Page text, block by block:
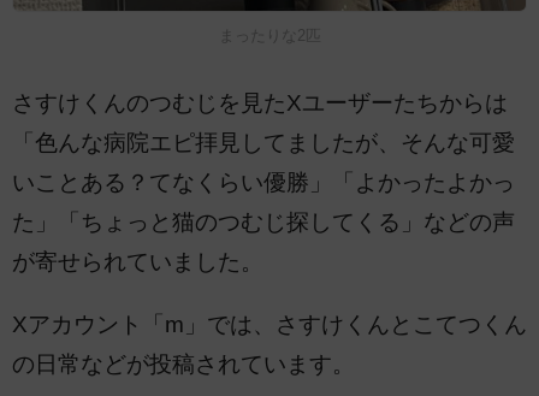
まったりな2匹
さすけくんのつむじを見たXユーザーたちからは
「色んな病院エピ拝見してましたが、そんな可愛
いことある？てなくらい優勝」「よかったよかっ
た」「ちょっと猫のつむじ探してくる」などの声
が寄せられていました。
Xアカウント「m」では、さすけくんとこてつくん
の日常などが投稿されています。